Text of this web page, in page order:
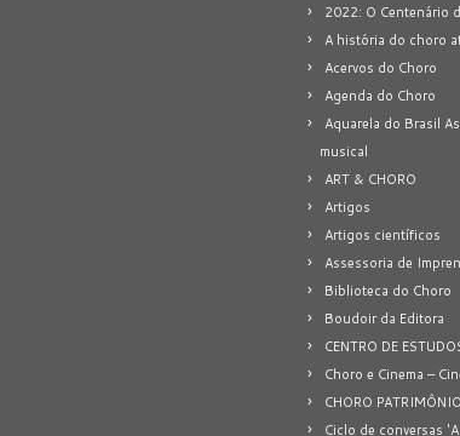
2022: O Centenário
A história do choro
Acervos do Choro
Agenda do Choro
Aquarela do Brasil
musical
ART & CHORO
Artigos
Artigos científicos
Assessoria de
Biblioteca do Choro
Boudoir da Editora
CENTRO DE
Choro e Cinema –
CHORO
Ciclo de conversas